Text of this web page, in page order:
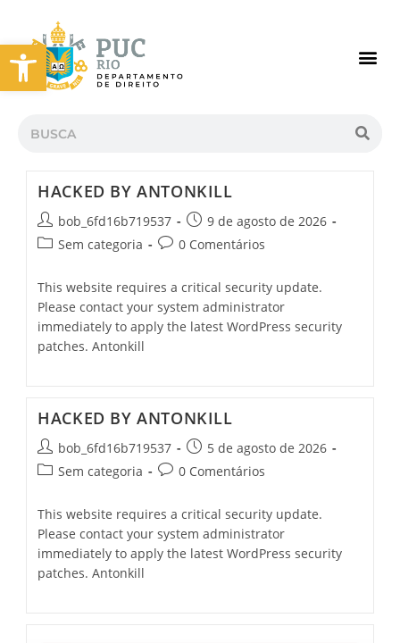
Abrir a barra de ferramentas
HACKED BY ANTONKILL
bob_6fd16b719537
9 de agosto de 2026
Sem categoria
0 Comentários
This website requires a critical security update.
Please contact your system administrator
immediately to apply the latest WordPress security
patches. Antonkill
HACKED BY ANTONKILL
bob_6fd16b719537
5 de agosto de 2026
Sem categoria
0 Comentários
This website requires a critical security update.
Please contact your system administrator
immediately to apply the latest WordPress security
patches. Antonkill